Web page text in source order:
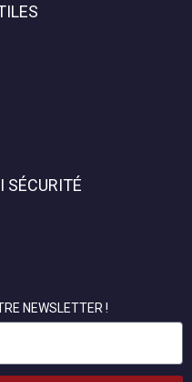
SÉCURITÉ
NEWSLETTER !